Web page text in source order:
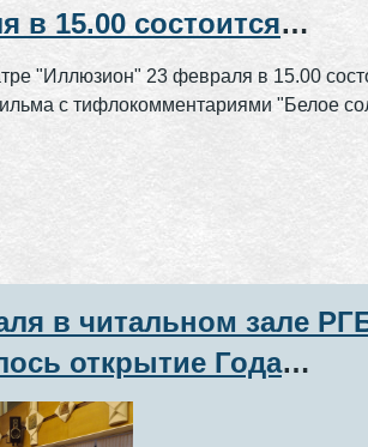
в 15.00 состоится
фильма с
"Белое
в читальном зале
открытие Года
кино.